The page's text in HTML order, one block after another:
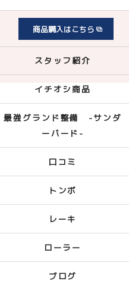
商品購入はこちら
スタッフ紹介
イチオシ商品
最強グランド整備 -サンダ
ーバード-
口コミ
トンボ
レーキ
ローラー
ブログ